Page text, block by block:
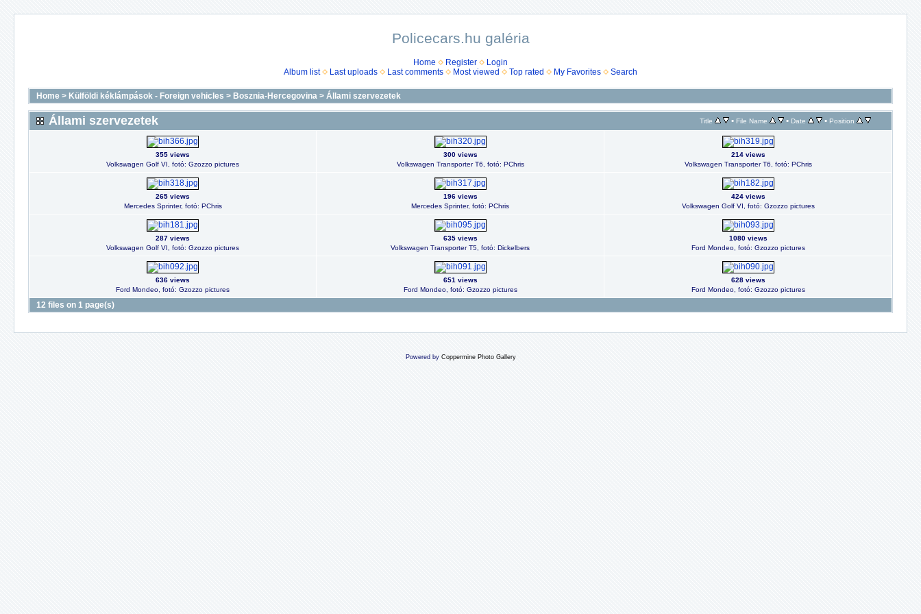
Policecars.hu galéria
Home Register
Login
Album list
Last uploads Last comments Most viewed Top rated My Favorites Search
Home > Külföldi kéklámpások - Foreign vehicles > Bosznia-Hercegovina > Állami szervezetek
Állami szervezetek Title • File Name • Date • Position
355 views
Volkswagen Golf VI, fotó: Gzozzo pictures
300 views
Volkswagen Transporter T6, fotó: PChris
214 views
Volkswagen Transporter T6, fotó: PChris
265 views
Mercedes Sprinter, fotó: PChris
196 views
Mercedes Sprinter, fotó: PChris
424 views
Volkswagen Golf VI, fotó: Gzozzo pictures
287 views
Volkswagen Golf VI, fotó: Gzozzo pictures
635 views
Volkswagen Transporter T5, fotó: Dickelbers
1080 views
Ford Mondeo, fotó: Gzozzo pictures
636 views
Ford Mondeo, fotó: Gzozzo pictures
651 views
Ford Mondeo, fotó: Gzozzo pictures
628 views
Ford Mondeo, fotó: Gzozzo pictures
12 files on 1 page(s)
Powered by Coppermine Photo Gallery